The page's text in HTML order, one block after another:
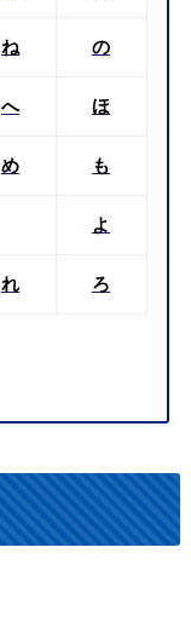
ね の
へ ほ
め も
よ
れ ろ